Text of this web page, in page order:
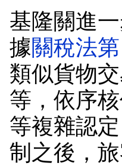
基隆關進
據關稅法
類似貨物
等，依序
等複雜認
制之後，